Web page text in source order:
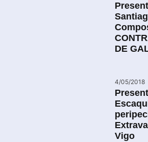
DE
4/05/2018
Vigo